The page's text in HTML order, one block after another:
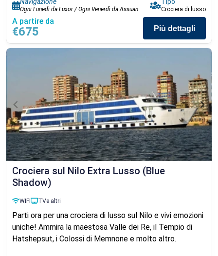
Ogni Lunedì da Luxor / Ogni Venerdì da Assuan Crociera di lusso
A partire da
€675 Più dettagli
Crociera sul Nilo Extra Lusso (Blue
Shadow)
WIFI TVe altri
Parti ora per una crociera di lusso sul Nilo e vivi emozioni
uniche! Ammira la maestosa Valle dei Re, il Tempio di
Hatshepsut, i Colossi di Memnone e molto altro.